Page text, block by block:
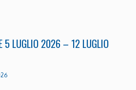
5 LUGLIO 2026 – 12 LUGLIO